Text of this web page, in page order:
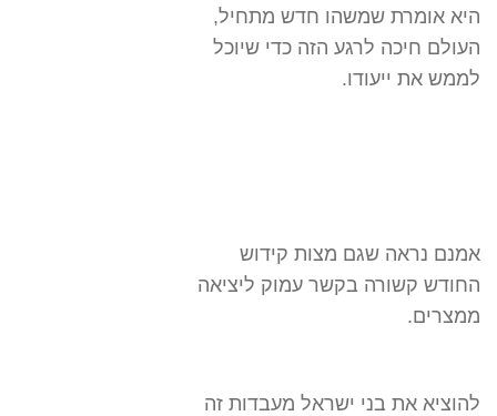
היא אומרת שמשהו חדש מתחיל,
העולם חיכה לרגע הזה כדי שיוכל
לממש את ייעודו.
אמנם נראה שגם מצות קידוש
החודש קשורה בקשר עמוק ליציאה
ממצרים.
להוציא את בני ישראל מעבדות זה